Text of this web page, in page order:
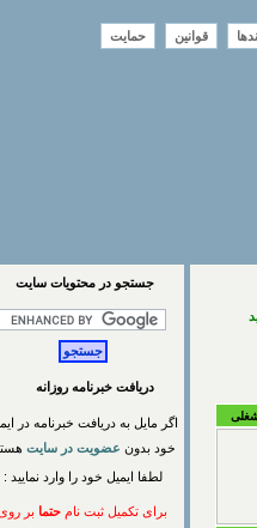
قوانین حمایت
جستجو در محتويات سايت
دریافت خبرنامه روزانه
اگر مایل به دریافت خبرنامه در ایمیل
خود بدونعضویت در سایتهستید
لطفا ایمیل خود را وارد نمایید :
برای تکمیل ثبت نام حتمابر روی